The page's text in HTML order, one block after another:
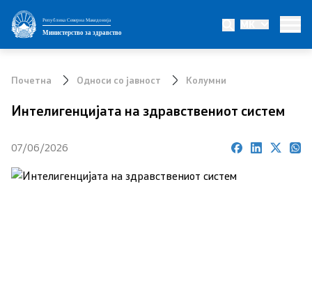
Република Северна Македонија
Министерство за здравство
MK
Министерство
Почетна Односи со јавност Колумни
Интелигенцијата на здравствениот систем
07/06/2026